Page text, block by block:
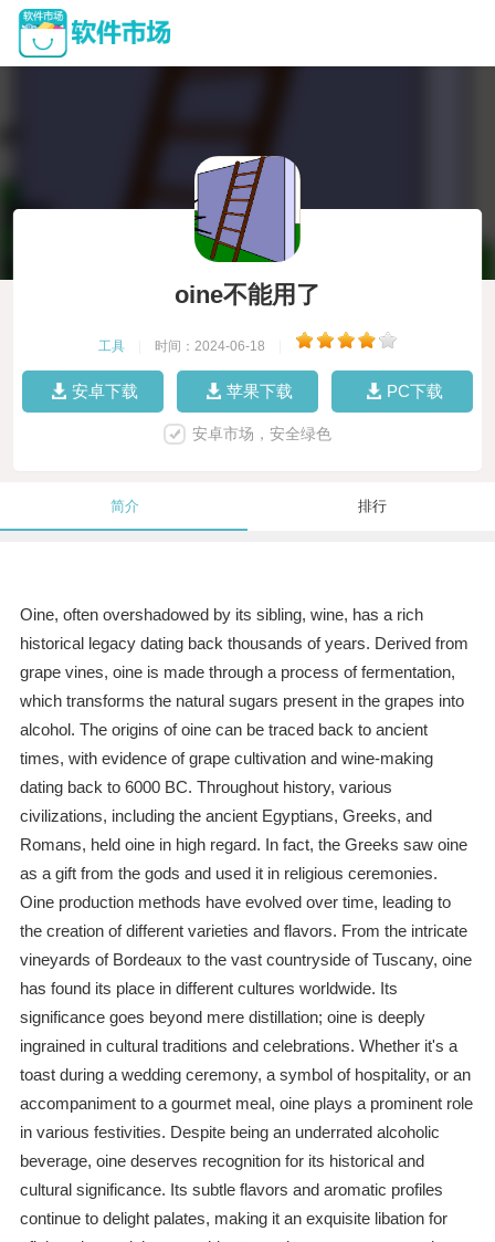
oine不能用了
工具 时间：2024-06-18
安卓下载 苹果下载 PC下载
安卓市场，安全绿色
简介 排行
Oine, often overshadowed by its sibling, wine, has a rich
historical legacy dating back thousands of years. Derived from
grape vines, oine is made through a process of fermentation,
which transforms the natural sugars present in the grapes into
alcohol. The origins of oine can be traced back to ancient
times, with evidence of grape cultivation and wine-making
dating back to 6000 BC. Throughout history, various
civilizations, including the ancient Egyptians, Greeks, and
Romans, held oine in high regard. In fact, the Greeks saw oine
as a gift from the gods and used it in religious ceremonies.
Oine production methods have evolved over time, leading to
the creation of different varieties and flavors. From the intricate
vineyards of Bordeaux to the vast countryside of Tuscany, oine
has found its place in different cultures worldwide. Its
significance goes beyond mere distillation; oine is deeply
ingrained in cultural traditions and celebrations. Whether it's a
toast during a wedding ceremony, a symbol of hospitality, or an
accompaniment to a gourmet meal, oine plays a prominent role
in various festivities. Despite being an underrated alcoholic
beverage, oine deserves recognition for its historical and
cultural significance. Its subtle flavors and aromatic profiles
continue to delight palates, making it an exquisite libation for